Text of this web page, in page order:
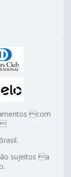
com
sujeitos a